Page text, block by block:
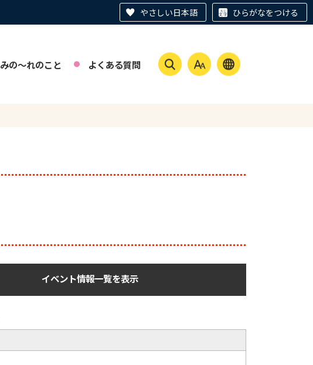
やさしい日本語 ひらがなをつける
みの～れのこと よくある質問
イベント情報一覧を表示